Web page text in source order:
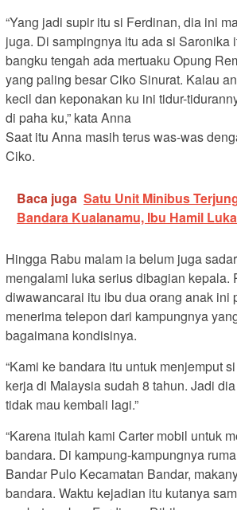
“Yang jadi supir itu si Ferdinan, dia ini
juga. Di sampingnya itu ada si Saronika
bangku tengah ada mertuaku Opung
yang paling besar Ciko Sinurat. Kalau
kecil dan keponakan ku ini tidur-
di paha ku,” kata Anna
Saat itu Anna masih terus was-was
Ciko.
Baca juga Satu Unit Minibus
Bandara Kualanamu, Ibu Hamil
Hingga Rabu malam ia belum juga
mengalami luka serius dibagian kepala.
diwawancarai itu ibu dua orang anak ini
menerima telepon dari kampungnya
bagaimana kondisinya.
“Kami ke bandara itu untuk menjemput
kerja di Malaysia sudah 8 tahun. Jadi
tidak mau kembali lagi.”
“Karena itulah kami Carter mobil untuk
bandara. Di kampung-kampungnya
Bandar Pulo Kecamatan Bandar,
bandara. Waktu kejadian itu kutanya